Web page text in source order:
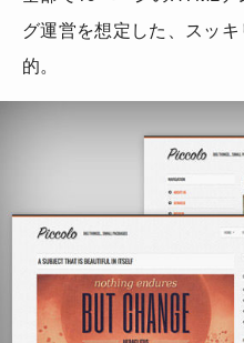
グ運営を想定した、スッ
的。